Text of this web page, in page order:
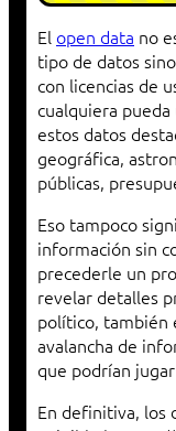
El open data no
tipo de datos
con licencias de
cualquiera
estos datos
geográfica,
públicas,
Eso tampoco
información sin
precederle un
revelar detalles
político, también
avalancha de
que podrían
En definitiva, los